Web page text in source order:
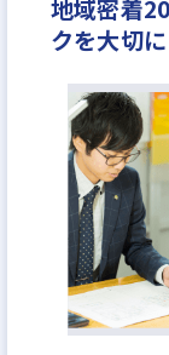
地域密着
クを大切